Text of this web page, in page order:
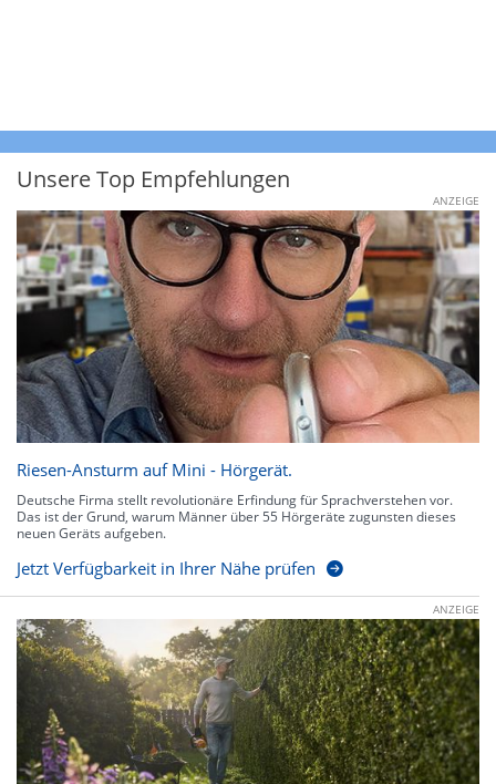
Unsere Top Empfehlungen
ANZEIGE
Riesen-Ansturm auf Mini - Hörgerät.
Deutsche Firma stellt revolutionäre Erfindung für Sprachverstehen vor.
Das ist der Grund, warum Männer über 55 Hörgeräte zugunsten dieses
neuen Geräts aufgeben.
Jetzt Verfügbarkeit in Ihrer Nähe prüfen
ANZEIGE